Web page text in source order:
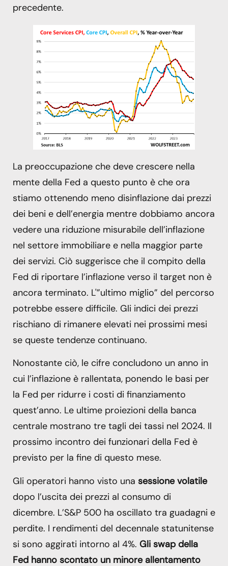
precedente.
La preoccupazione che deve crescere nella
mente della Fed a questo punto è che ora
stiamo ottenendo meno disinflazione dai prezzi
dei beni e dell’energia mentre dobbiamo ancora
vedere una riduzione misurabile dell’inflazione
nel settore immobiliare e nella maggior parte
dei servizi. Ciò suggerisce che il compito della
Fed di riportare l’inflazione verso il target non è
ancora terminato. L'”ultimo miglio” del percorso
potrebbe essere difficile. Gli indici dei prezzi
rischiano di rimanere elevati nei prossimi mesi
se queste tendenze continuano.
Nonostante ciò, le cifre concludono un anno in
cui l’inflazione è rallentata, ponendo le basi per
la Fed per ridurre i costi di finanziamento
quest’anno. Le ultime proiezioni della banca
centrale mostrano tre tagli dei tassi nel 2024. Il
prossimo incontro dei funzionari della Fed è
previsto per la fine di questo mese.
Gli operatori hanno visto una sessione volatile
dopo l’uscita dei prezzi al consumo di
dicembre. L’S&P 500 ha oscillato tra guadagni e
perdite. I rendimenti del decennale statunitense
si sono aggirati intorno al 4%. Gli swap della
Fed hanno scontato un minore allentamento